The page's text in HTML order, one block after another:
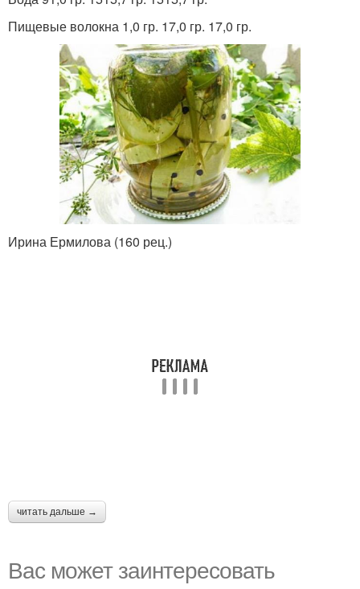
Пищевые волокна 1,0 гр. 17,0 гр. 17,0 гр.
Ирина Ермилова (160 рец.)
читать дальше →
Вас может заинтересовать